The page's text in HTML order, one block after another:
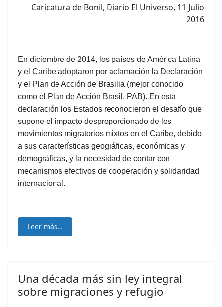
Caricatura de Bonil, Diario El Universo, 11 Julio
2016
En diciembre de 2014, los países de América Latina
y el Caribe adoptaron por aclamación la Declaración
y el Plan de Acción de Brasilia (mejor conocido
como el Plan de Acción Brasil, PAB). En esta
declaración los Estados reconocieron el desafío que
supone el impacto desproporcionado de los
movimientos migratorios mixtos en el Caribe, debido
a sus características geográficas, económicas y
demográficas, y la necesidad de contar con
mecanismos efectivos de cooperación y solidaridad
internacional.
Leer más…
Una década más sin ley integral
sobre migraciones y refugio